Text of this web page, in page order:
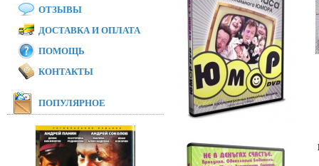
ОТЗЫВЫ
ДОСТАВКА И ОПЛАТА
ПОМОЩЬ
КОНТАКТЫ
ПОПУЛЯРНОЕ